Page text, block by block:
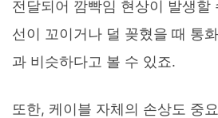
전달되어 깜빡임 현상이 발생할
선이 꼬이거나 덜 꽂혔을 때 통
과 비슷하다고 볼 수 있죠.
또한, 케이블 자체의 손상도 중